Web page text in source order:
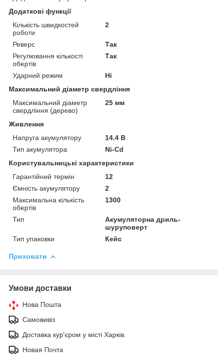
Додаткові функції
Кількість швидкостей
роботи
2
Реверс
Так
Регулювання кількості
обертів
Так
Ударний режим
Ні
Максимальний діаметр свердління
Максимальний діаметр
свердління (дерево)
25 мм
Живлення
Напруга акумулятору
14.4 В
Тип акумулятора
Ni-Cd
Користувальницькі характеристики
Гарантійний термін
12
Ємність акумулятору
2
Максимальна кількість
обертів
1300
Тип
Акумуляторна дриль-
шуруповерт
Тип упаковки
Кейс
Приховати
Умови доставки
Нова Пошта
Самовивіз
Доставка кур'єром у місті Харків.
Новая Почта